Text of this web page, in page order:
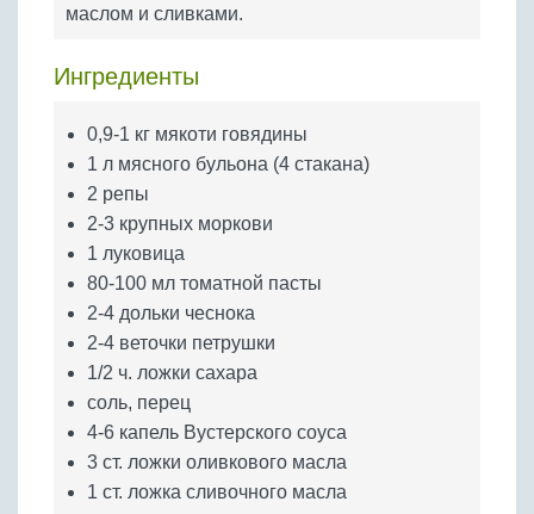
Бобовые
Крупы
маслом и сливками.
Ингредиенты
0,9-1 кг мякоти говядины
1 л мясного бульона (4 стакана)
2 репы
2-3 крупных моркови
1 луковица
80-100 мл томатной пасты
2-4 дольки чеснока
2-4 веточки петрушки
1/2 ч. ложки сахара
соль, перец
4-6 капель Вустерского соуса
3 ст. ложки оливкового масла
1 ст. ложка сливочного масла